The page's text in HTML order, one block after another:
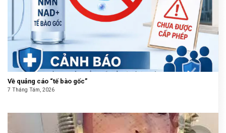
Về quảng cáo “tế bào gốc”
7 Tháng Tám, 2026